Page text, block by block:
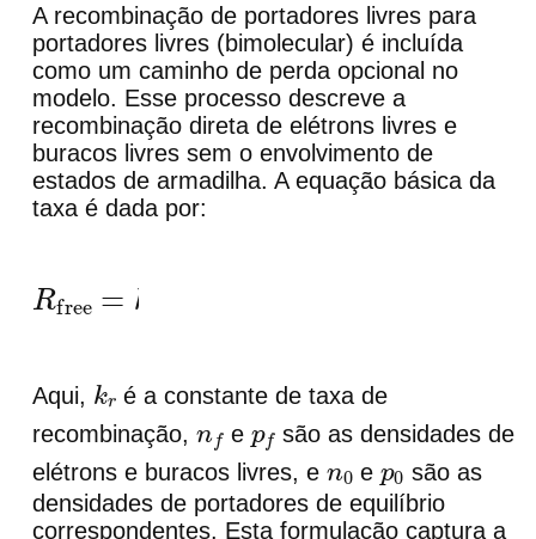
A recombinação de portadores livres para
portadores livres (bimolecular) é incluída
como um caminho de perda opcional no
modelo. Esse processo descreve a
recombinação direta de elétrons livres e
buracos livres sem o envolvimento de
estados de armadilha. A equação básica da
taxa é dada por:
Rfree= k
Aqui, kr é a constante de taxa de
recombinação, nfe pf são as densidades de
elétrons e buracos livres, e n0e p0 são as
densidades de portadores de equilíbrio
correspondentes. Esta formulação captura a